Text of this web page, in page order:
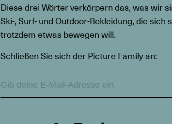
Diese drei Wörter verkörpern das, was wir
Ski-, Surf- und Outdoor-Bekleidung, die
trotzdem etwas bewegen will.
Schließen Sie sich der Picture Family an: